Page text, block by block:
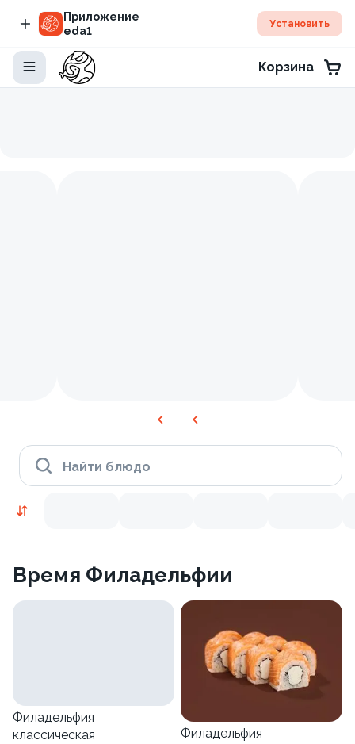
Приложение
eda1
Установить
Корзина
Найти блюдо
Время Филадельфии
Филадельфия
классическая
Филадельфия